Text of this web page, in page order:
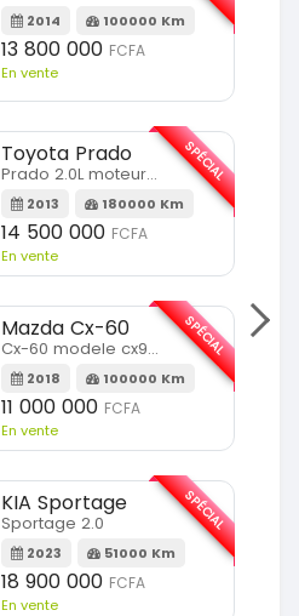
2014 100000 Km
13 800 000 FCFA
En vente
Toyota Prado
Prado 2.0L moteur d4d
2013 180000 Km
14 500 000 FCFA
En vente
SPÉCIAL
Mazda Cx-60
Cx-60 modele cx9 full option
2018 100000 Km
11 000 000 FCFA
En vente
SPÉCIAL
KIA Sportage
Sportage 2.0
2023 51000 Km
18 900 000 FCFA
En vente
SPÉCIAL